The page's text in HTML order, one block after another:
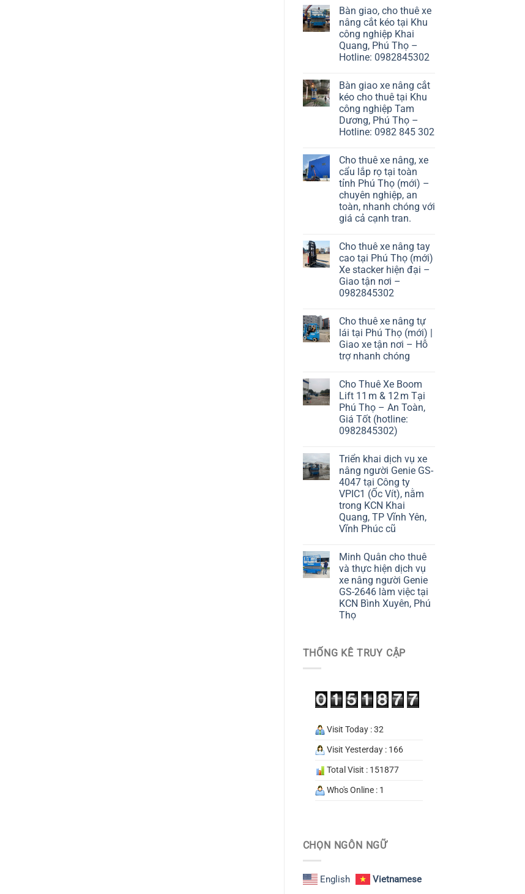
Bàn giao, cho thuê xe
nâng cắt kéo tại Khu
công nghiệp Khai
Quang, Phú Thọ –
Hotline: 0982845302
Bàn giao xe nâng cắt
kéo cho thuê tại Khu
công nghiệp Tam
Dương, Phú Thọ –
Hotline: 0982 845 302
Cho thuê xe nâng, xe
cẩu lắp rọ tại toàn
tỉnh Phú Thọ (mới) –
chuyên nghiệp, an
toàn, nhanh chóng với
giá cả cạnh tran.
Cho thuê xe nâng tay
cao tại Phú Thọ (mới)
Xe stacker hiện đại –
Giao tận nơi –
0982845302
Cho thuê xe nâng tự
lái tại Phú Thọ (mới) |
Giao xe tận nơi – Hỗ
trợ nhanh chóng
Cho Thuê Xe Boom
Lift 11 m & 12 m Tại
Phú Thọ – An Toàn,
Giá Tốt (hotline:
0982845302)
Triển khai dịch vụ xe
nâng người Genie GS-
4047 tại Công ty
VPIC1 (Ốc Vít), nằm
trong KCN Khai
Quang, TP Vĩnh Yên,
Vĩnh Phúc cũ
Minh Quân cho thuê
và thực hiện dịch vụ
xe nâng người Genie
GS-2646 làm việc tại
KCN Bình Xuyên, Phú
Thọ
THỐNG KÊ TRUY CẬP
Visit Today : 32
Visit Yesterday : 166
Total Visit : 151877
Who's Online : 1
CHỌN NGÔN NGỮ
English Vietnamese